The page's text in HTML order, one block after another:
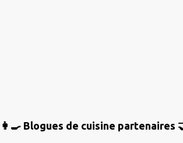
👩‍🍳 Blogues de cuisine partenaires